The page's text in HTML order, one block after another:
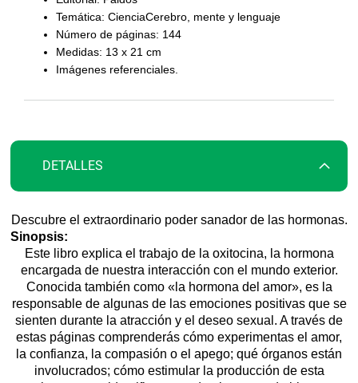
imágenes
Temática: CienciaCerebro, mente y lenguaje
Número de páginas: 144
Medidas: 13 x 21 cm
Imágenes referenciales.
DETALLES
Descubre el extraordinario poder sanador de las hormonas.
Sinopsis:
Este libro explica el trabajo de la oxitocina, la hormona
encargada de nuestra interacción con el mundo exterior.
Conocida también como «la hormona del amor», es la
responsable de algunas de las emociones positivas que se
sienten durante la atracción y el deseo sexual. A través de
estas páginas comprenderás cómo experimentas el amor,
la confianza, la compasión o el apego; qué órganos están
involucrados; cómo estimular la producción de esta